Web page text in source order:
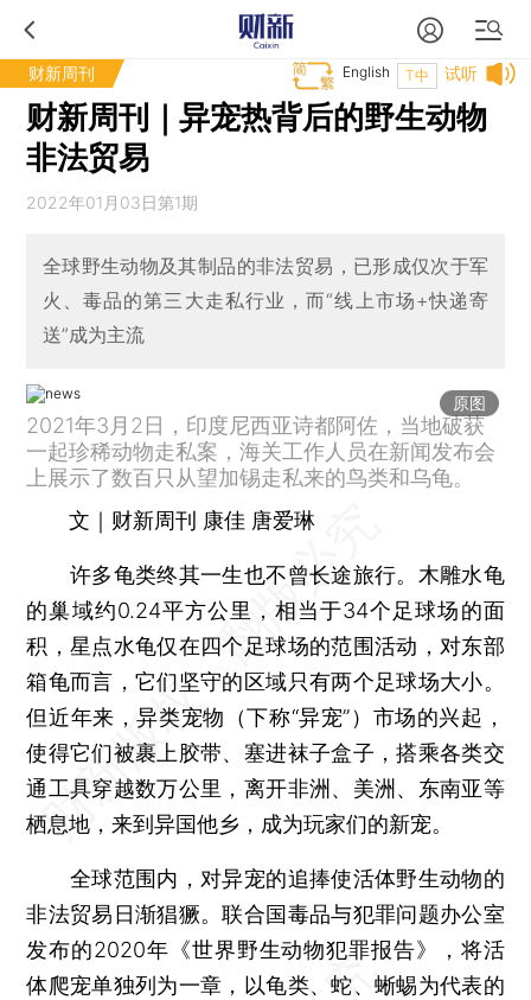
财新周刊 试听
T中
English
财新周刊｜异宠热背后的野生动物
非法贸易
2022年01月03日第1期
全球野生动物及其制品的非法贸易，已形成仅次于军
火、毒品的第三大走私行业，而“线上市场+快递寄
送”成为主流
原图
2021年3月2日，印度尼西亚诗都阿佐，当地破获
一起珍稀动物走私案，海关工作人员在新闻发布会
上展示了数百只从望加锡走私来的鸟类和乌龟。
文｜财新周刊 康佳 唐爱琳
许多龟类终其一生也不曾长途旅行。木雕水龟
的巢域约0.24平方公里，相当于34个足球场的面
积，星点水龟仅在四个足球场的范围活动，对东部
箱龟而言，它们坚守的区域只有两个足球场大小。
但近年来，异类宠物（下称“异宠”）市场的兴起，
使得它们被裹上胶带、塞进袜子盒子，搭乘各类交
通工具穿越数万公里，离开非洲、美洲、东南亚等
栖息地，来到异国他乡，成为玩家们的新宠。
全球范围内，对异宠的追捧使活体野生动物的
非法贸易日渐猖獗。联合国毒品与犯罪问题办公室
发布的2020年《世界野生动物犯罪报告》，将活
体爬宠单独列为一章，以龟类、蛇、蜥蜴为代表的